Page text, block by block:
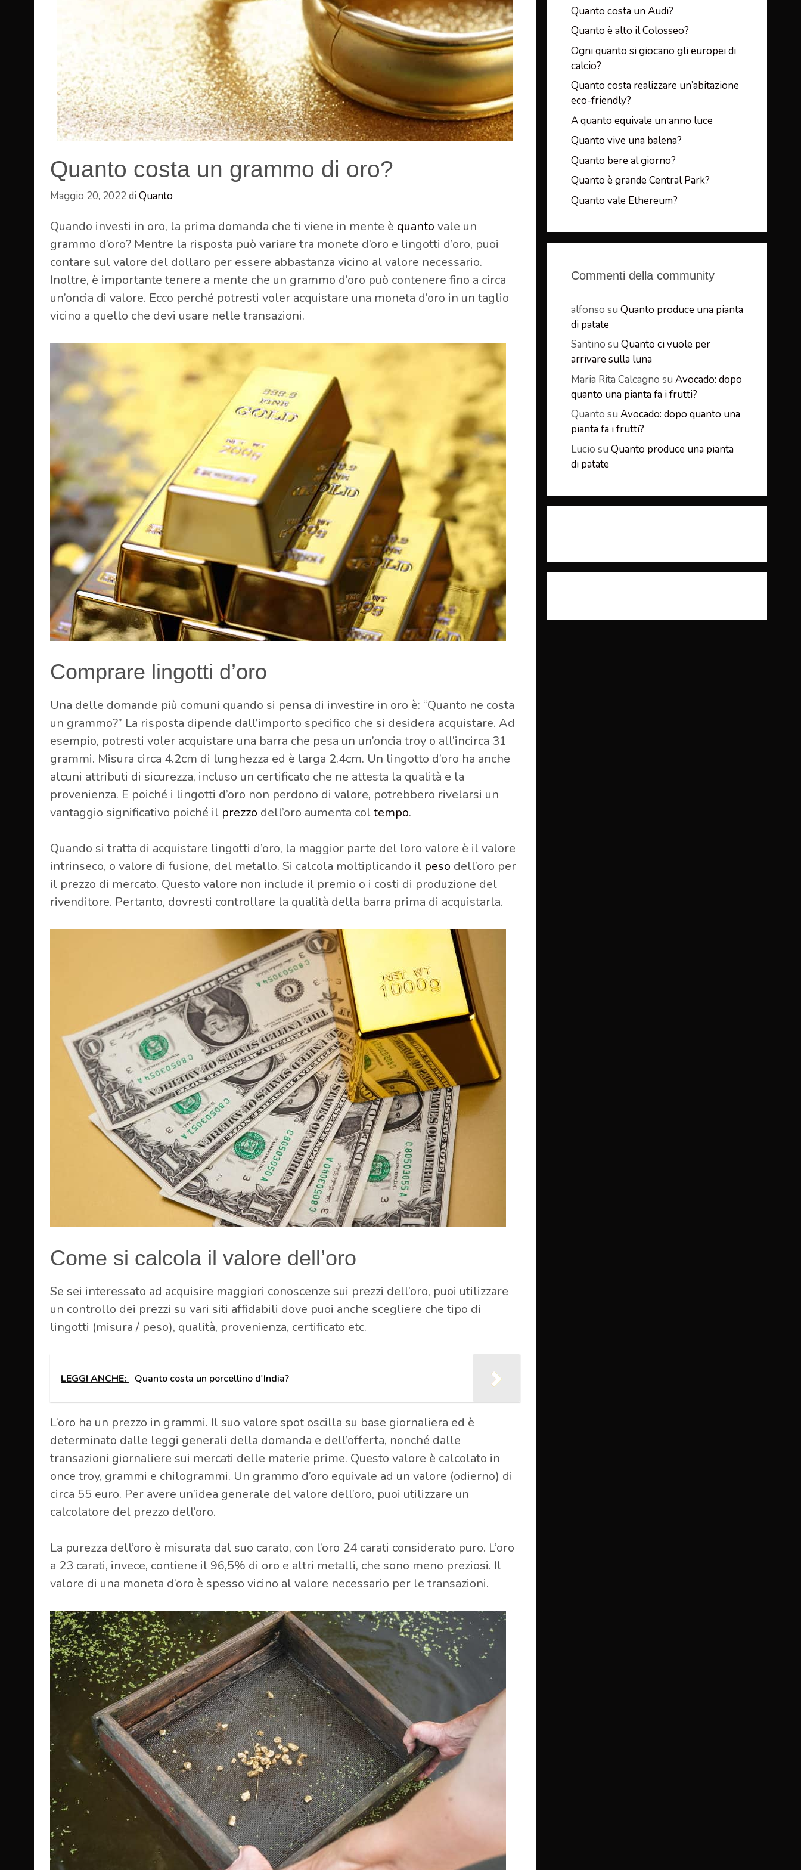
Quanto costa un grammo di oro?
Maggio 20, 2022di Quanto
Quando investi in oro, la prima domanda che ti viene in mente è quanto vale un
grammo d’oro? Mentre la risposta può variare tra monete d’oro e lingotti d’oro, puoi
contare sul valore del dollaro per essere abbastanza vicino al valore necessario.
Inoltre, è importante tenere a mente che un grammo d’oro può contenere fino a circa
un’oncia di valore. Ecco perché potresti voler acquistare una moneta d’oro in un taglio
vicino a quello che devi usare nelle transazioni.
Comprare lingotti d’oro
Una delle domande più comuni quando si pensa di investire in oro è: “Quanto ne costa
un grammo?” La risposta dipende dall’importo specifico che si desidera acquistare. Ad
esempio, potresti voler acquistare una barra che pesa un un’oncia troy o all’incirca 31
grammi. Misura circa 4.2cm di lunghezza ed è larga 2.4cm. Un lingotto d’oro ha anche
alcuni attributi di sicurezza, incluso un certificato che ne attesta la qualità e la
provenienza. E poiché i lingotti d’oro non perdono di valore, potrebbero rivelarsi un
vantaggio significativo poiché il prezzo dell’oro aumenta coltempo.
Quando si tratta di acquistare lingotti d’oro, la maggior parte del loro valore è il valore
intrinseco, o valore di fusione, del metallo. Si calcola moltiplicando il peso dell’oro per
il prezzo di mercato. Questo valore non include il premio o i costi di produzione del
rivenditore. Pertanto, dovresti controllare la qualità della barra prima di acquistarla.
Come si calcola il valore dell’oro
Se sei interessato ad acquisire maggiori conoscenze sui prezzi dell’oro, puoi utilizzare
un controllo dei prezzi su vari siti affidabili dove puoi anche scegliere che tipo di
lingotti (misura / peso), qualità, provenienza, certificato etc.
LEGGI ANCHE: Quanto costa un porcellino d'India?
L’oro ha un prezzo in grammi. Il suo valore spot oscilla su base giornaliera ed è
determinato dalle leggi generali della domanda e dell’offerta, nonché dalle
transazioni giornaliere sui mercati delle materie prime. Questo valore è calcolato in
once troy, grammi e chilogrammi. Un grammo d’oro equivale ad un valore (odierno) di
circa 55 euro. Per avere un’idea generale del valore dell’oro, puoi utilizzare un
calcolatore del prezzo dell’oro.
La purezza dell’oro è misurata dal suo carato, con l’oro 24 carati considerato puro. L’oro
a 23 carati, invece, contiene il 96,5% di oro e altri metalli, che sono meno preziosi. Il
valore di una moneta d’oro è spesso vicino al valore necessario per le transazioni.
Quanto costa un Audi?
Quanto è alto il Colosseo?
Ogni quanto si giocano gli europei di
calcio?
Quanto costa realizzare un’abitazione
eco-friendly?
A quanto equivale un anno luce
Quanto vive una balena?
Quanto bere al giorno?
Quanto è grande Central Park?
Quanto vale Ethereum?
Commenti della community
alfonso su Quanto produce una pianta
di patate
Santino su Quanto ci vuole per
arrivare sulla luna
Maria Rita Calcagno su Avocado: dopo
quanto una pianta fa i frutti?
Quanto su Avocado: dopo quanto una
pianta fa i frutti?
Lucio su Quanto produce una pianta
di patate